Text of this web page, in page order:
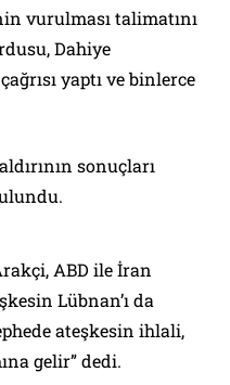
vurulması talimatını
Dahiye
yaptı ve binlerce
sonuçları
ABD ile İran
Lübnan’ı da
ateşkesin ihlali,
gelir” dedi.